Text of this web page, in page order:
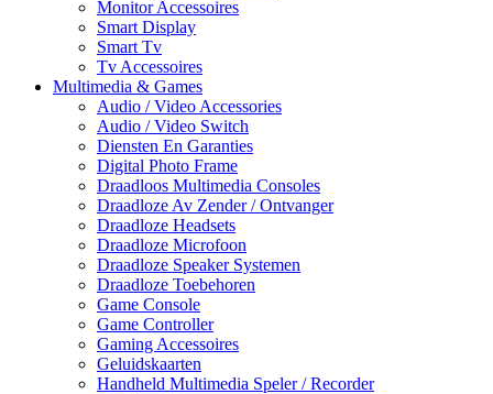
Monitor Accessoires
Smart Display
Smart Tv
Tv Accessoires
Multimedia & Games
Audio / Video Accessories
Audio / Video Switch
Diensten En Garanties
Digital Photo Frame
Draadloos Multimedia Consoles
Draadloze Av Zender / Ontvanger
Draadloze Headsets
Draadloze Microfoon
Draadloze Speaker Systemen
Draadloze Toebehoren
Game Console
Game Controller
Gaming Accessoires
Geluidskaarten
Handheld Multimedia Speler / Recorder